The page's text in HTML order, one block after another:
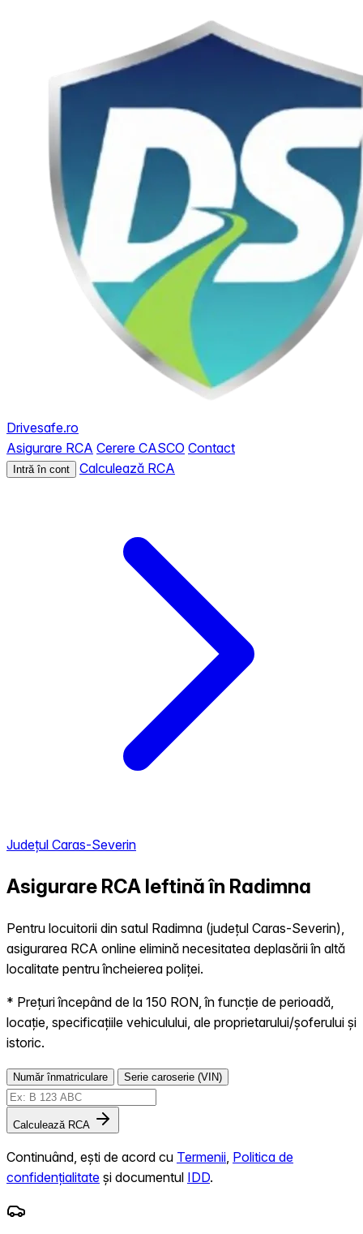
Drivesafe.ro
Asigurare RCA Cerere CASCO Contact
Intră în cont Calculează RCA
Județul Caras-Severin
Asigurare RCA Ieftină în Radimna
Pentru locuitorii din satul Radimna (județul Caras-Severin),
asigurarea RCA online elimină necesitatea deplasării în altă
localitate pentru încheierea poliței.
* Prețuri începând de la 150 RON, în funcție de perioadă,
locație, specificațiile vehiculului, ale proprietarului/șoferului și
istoric.
Număr înmatriculare Serie caroserie (VIN)
Calculează RCA
Continuând, ești de acord cu Termenii Politica de
confidențialitate și documentul IDD.